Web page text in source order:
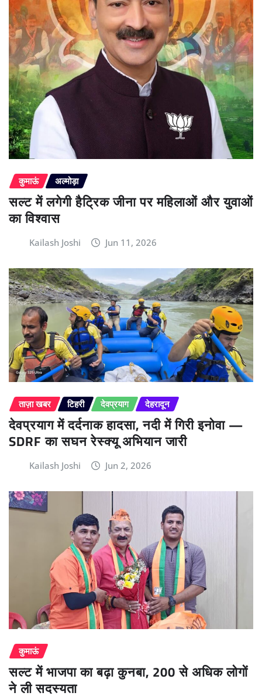
कुमाऊं अल्मोड़ा
सल्ट में लगेगी हैट्रिक जीना पर महिलाओं और युवाओं
का विश्वास
Kailash Joshi Jun 11, 2026
ताज़ा खबर टिहरी देवप्रयाग देहरादून
देवप्रयाग में दर्दनाक हादसा, नदी में गिरी इनोवा —
SDRF का सघन रेस्क्यू अभियान जारी
Kailash Joshi Jun 2, 2026
कुमाऊं
सल्ट में भाजपा का बढ़ा कुनबा, 200 से अधिक लोगों
ने ली सदस्यता